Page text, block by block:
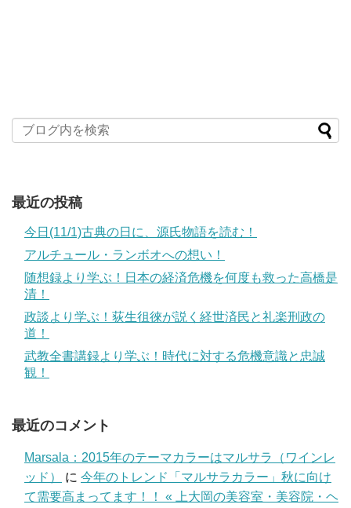
最近の投稿
今日(11/1)古典の日に、源氏物語を読む！
アルチュール・ランボオへの想い！
随想録より学ぶ！日本の経済危機を何度も救った高橋是
清！
政談より学ぶ！荻生徂徠が説く経世済民と礼楽刑政の
道！
武教全書講録より学ぶ！時代に対する危機意識と忠誠
観！
最近のコメント
Marsala：2015年のテーマカラーはマルサラ（ワインレ
ッド）
に 今年のトレンド「マルサラカラー」秋に向け
て需要高まってます！！ « 上大岡の美容室・美容院・ヘ